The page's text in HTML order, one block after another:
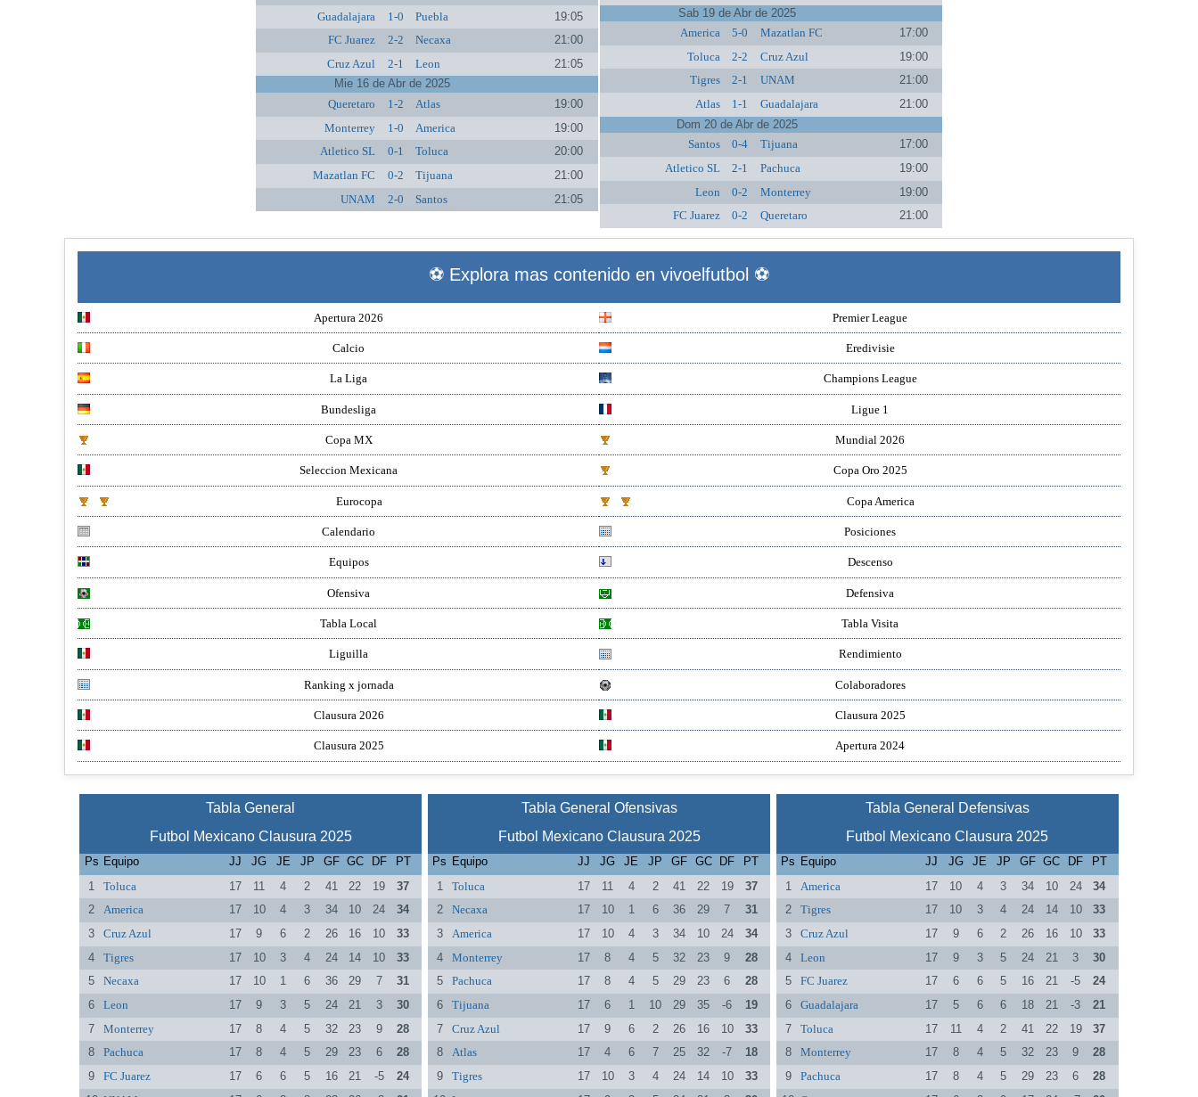
Guadalajara
1-0 Puebla
19:05
FC Juarez
2-2 Necaxa
21:00
Cruz Azul
2-1 Leon
21:05
Mie 16 de Abr de 2025
Queretaro
1-2 Atlas
19:00
Monterrey
1-0 America
19:00
Atletico SL
0-1 Toluca
20:00
Mazatlan FC
0-2 Tijuana
21:00
UNAM
2-0 Santos 21:05
Sab 19 de Abr de 2025
America
5-0 Mazatlan FC
17:00
Toluca
2-2 Cruz Azul
19:00
Tigres
2-1 UNAM
21:00
Atlas
1-1 Guadalajara
21:00
Dom 20 de Abr de 2025
Santos
0-4 Tijuana
17:00
Atletico SL
2-1 Pachuca
19:00
Leon
0-2 Monterrey
19:00
FC Juarez
0-2 Queretaro 21:00
⚽ Explora mas contenido en vivoelfutbol ⚽
Apertura 2026 Premier League
Calcio Eredivisie
La Liga Champions League
Bundesliga Ligue 1
Copa MX Mundial 2026
Seleccion Mexicana Copa Oro 2025
Eurocopa Copa America
Calendario Posiciones
Equipos Descenso
Ofensiva Defensiva
Tabla Local Tabla Visita
Liguilla Rendimiento
Ranking x jornada Colaboradores
Clausura 2026 Clausura 2025
Clausura 2025 Apertura 2024
Tabla General
Futbol Mexicano Clausura 2025
Ps Equipo JJ JG JE JP GF GC DF
PT
1
Toluca 17 11 4 2 41 22 19
37
2
America 17 10 4 3 34 10 24
34
3
Cruz Azul 17 9 6 2 26 16 10
33
4
Tigres 17 10 3 4 24 14 10
33
5
Necaxa 17 10 1 6 36 29 7
31
6
Leon 17 9 3 5 24 21 3
30
7
Monterrey 17 8 4 5 32 23 9
28
8
Pachuca 17 8 4 5 29 23 6
28
9
FC Juarez 17 6 6 5 16 21 -5
24
Tabla General Ofensivas
Futbol Mexicano Clausura 2025
Ps Equipo JJ JG JE JP GF GC DF
PT
1
Toluca 17 11 4 2 41 22 19
37
2
Necaxa 17 10 1 6 36 29 7
31
3
America 17 10 4 3 34 10 24
34
4
Monterrey 17 8 4 5 32 23 9
28
5
Pachuca 17 8 4 5 29 23 6
28
6
Tijuana 17 6 1 10 29 35 -6
19
7
Cruz Azul 17 9 6 2 26 16 10
33
8
Atlas 17 4 6 7 25 32 -7
18
9
Tigres 17 10 3 4 24 14 10
33
Tabla General Defensivas
Futbol Mexicano Clausura 2025
Ps Equipo JJ JG JE JP GF GC DF
PT
1
America 17 10 4 3 34 10 24
34
2
Tigres 17 10 3 4 24 14 10
33
3
Cruz Azul 17 9 6 2 26 16 10
33
4
Leon 17 9 3 5 24 21 3
30
5
FC Juarez 17 6 6 5 16 21 -5
24
6
Guadalajara 17 5 6 6 18 21 -3
21
7
Toluca 17 11 4 2 41 22 19
37
8
Monterrey 17 8 4 5 32 23 9
28
9
Pachuca 17 8 4 5 29 23 6
28